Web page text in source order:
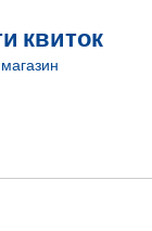
квиток